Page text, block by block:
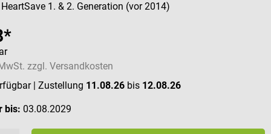
1. & 2. Generation (vor 2014)
zzgl. Versandkosten
| Zustellung 11.08.26 bis 12.08.26
bis: 03.08.2029